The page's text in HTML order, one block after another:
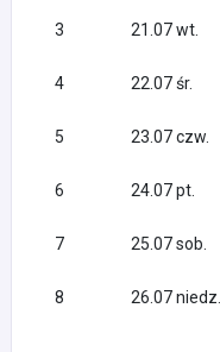
3 21.07 wt.
4 22.07 śr.
5 23.07 czw.
6 24.07 pt.
7 25.07 sob.
8 26.07 niedz.